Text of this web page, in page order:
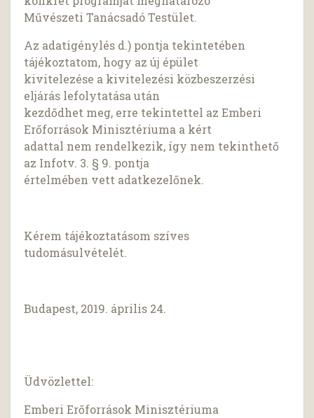
Művészeti Tanácsadó Testület.
Az adatigénylés d.) pontja tekintetében
tájékoztatom, hogy az új épület
kivitelezése a kivitelezési közbeszerzési
eljárás lefolytatása után
kezdődhet meg, erre tekintettel az Emberi
Erőforrások Minisztériuma a kért
adattal nem rendelkezik, így nem tekinthető
az Infotv. 3. § 9. pontja
értelmében vett adatkezelőnek.
Kérem tájékoztatásom szíves
tudomásulvételét.
Budapest, 2019. április 24.
Üdvözlettel:
Emberi Erőforrások Minisztériuma